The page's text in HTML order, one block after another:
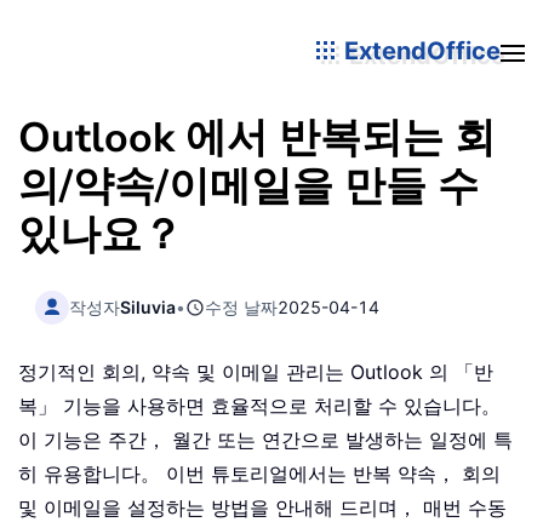
ExtendOffice
Outlook 에서 반복되는 회
의/약속/이메일을 만들 수
있나요？
작성자Siluvia• 수정 날짜2025-04-14
정기적인 회의, 약속 및 이메일 관리는 Outlook 의 「반
복」 기능을 사용하면 효율적으로 처리할 수 있습니다。
이 기능은 주간， 월간 또는 연간으로 발생하는 일정에 특
히 유용합니다。 이번 튜토리얼에서는 반복 약속， 회의
및 이메일을 설정하는 방법을 안내해 드리며， 매번 수동